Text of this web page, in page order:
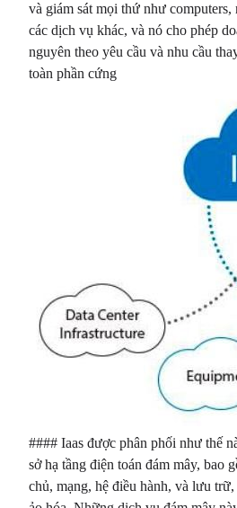
và giám sát mọi thứ như computers,
các dịch vụ khác, và nó cho phép
nguyên theo yêu cầu và nhu cầu
toàn phần cứng
#### Iaas được phân phối như thế
sở hạ tầng điện toán đám mây, bao
chủ, mạng, hệ điều hành, và lưu